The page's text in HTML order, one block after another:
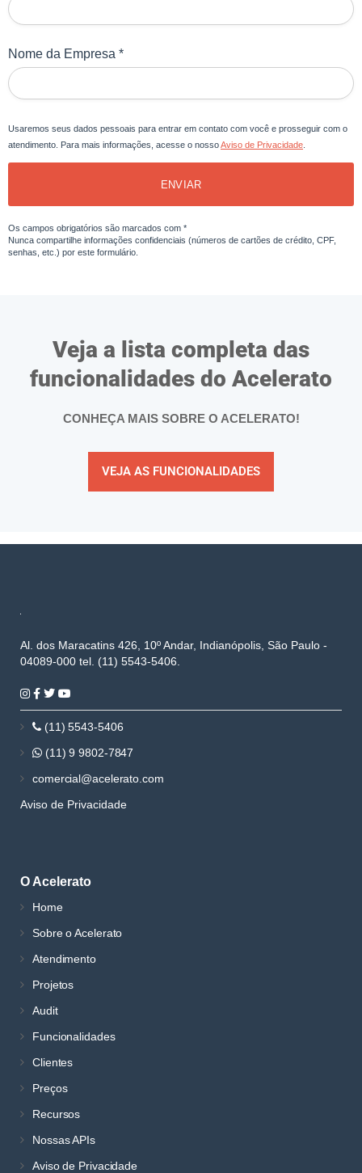
Nome da Empresa *
Usaremos seus dados pessoais para entrar em contato com você e prosseguir com o
atendimento. Para mais informações, acesse o nossoAviso de Privacidade
ENVIAR
Os campos obrigatórios são marcados com *
Nunca compartilhe informações confidenciais (números de cartões de crédito, CPF,
senhas, etc.) por este formulário.
Veja a lista completa das
funcionalidades do Acelerato
CONHEÇA MAIS SOBRE O ACELERATO!
VEJA AS FUNCIONALIDADES
Al. dos Maracatins 426, 10º Andar, Indianópolis, São Paulo -
04089-000 tel. (11) 5543-5406.
(11) 5543-5406
(11) 9 9802-7847
comercial@acelerato.com
Aviso de Privacidade
O Acelerato
Home
Sobre o Acelerato
Atendimento
Projetos
Audit
Funcionalidades
Clientes
Preços
Recursos
Nossas APIs
Aviso de Privacidade